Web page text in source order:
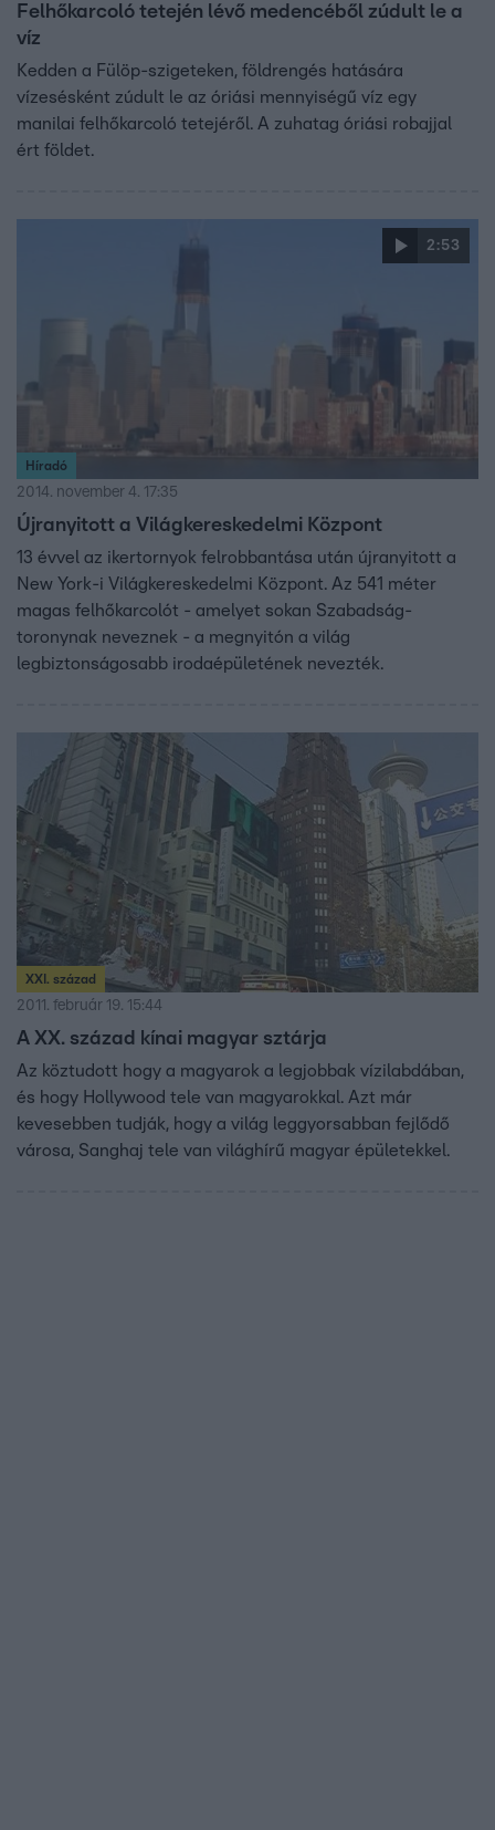
Felhőkarcoló tetején lévő medencéből zúdult le a
víz
Kedden a Fülöp-szigeteken, földrengés hatására
vízesésként zúdult le az óriási mennyiségű víz egy
manilai felhőkarcoló tetejéről. A zuhatag óriási robajjal
ért földet.
2:53
Híradó
2014. november 4. 17:35
Újranyitott a Világkereskedelmi Központ
13 évvel az ikertornyok felrobbantása után újranyitott a
New York-i Világkereskedelmi Központ. Az 541 méter
magas felhőkarcolót - amelyet sokan Szabadság-
toronynak neveznek - a megnyitón a világ
legbiztonságosabb irodaépületének nevezték.
XXI. század
2011. február 19. 15:44
A XX. század kínai magyar sztárja
Az köztudott hogy a magyarok a legjobbak vízilabdában,
és hogy Hollywood tele van magyarokkal. Azt már
kevesebben tudják, hogy a világ leggyorsabban fejlődő
városa, Sanghaj tele van világhírű magyar épületekkel.